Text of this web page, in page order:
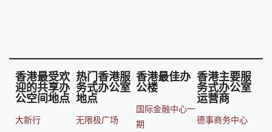
香港最受欢
迎的共享办
公空间地点
大新行
热门香港服
务式办公室
地点
无限极广场
香港最佳办
公楼
国际金融中心一
期
香港主要服
务式办公室
运营商
德事商务中心